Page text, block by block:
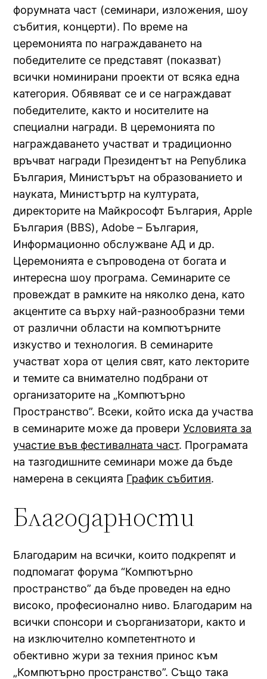
форумната част (семинари, изложения, шоу
събития, концерти). По време на
церемонията по награждаването на
победителите се представят (показват)
всички номинирани проекти от всяка една
категория. Обявяват се и се награждават
победителите, както и носителите на
специални награди. В церемонията по
награждаването участват и традиционно
връчват награди Президентът на Република
България, Министърът на образованието и
науката, Министъртр на културата,
директорите на Майкрософт България, Apple
България (BBS), Adobe – България,
Информационно обслужване АД и др.
Церемонията е съпроводена от богата и
интересна шоу програма. Семинарите се
провеждат в рамките на няколко дена, като
акцентите са върху най-разнообразни теми
от различни области на компютърните
изкуство и технология. В семинарите
участват хора от целия свят, като лекторите
и темите са внимателно подбрани от
организаторите на „Компютърно
Пространство”. Всеки, който иска да участва
в семинарите може да провериУсловията за
участие във фестивалната част. Програмата
на тазгодишните семинари може да бъде
намерена в секцията График събития.
Благодарности
Благодарим на всички, които подкрепят и
подпомагат фoрума “Компютърно
пространство” да бъде проведен на едно
високо, професионално ниво. Благодарим на
всички спонсори и съорганизатори, както и
на изключително компетентното и
обективно жури за техния принос към
„Компютърно пространство”. Също така